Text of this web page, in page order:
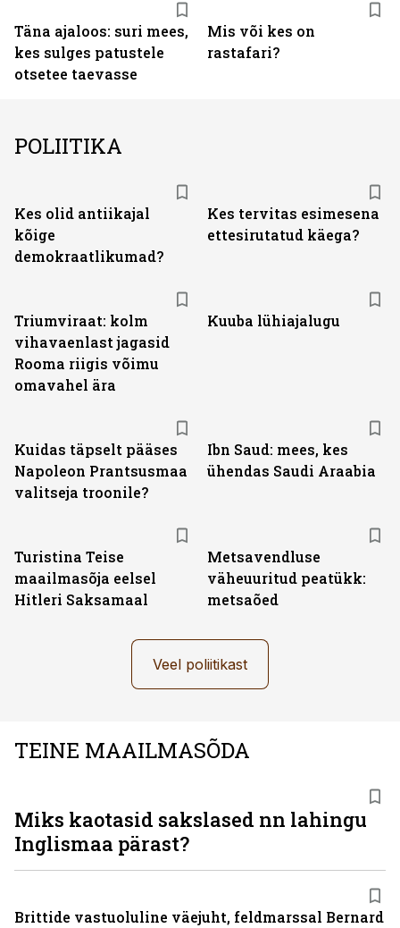
Täna ajaloos: suri mees,
kes sulges patustele
otsetee taevasse
Mis või kes on
rastafari?
POLIITIKA
Kes olid antiikajal
kõige
demokraatlikumad?
Kes tervitas esimesena
ettesirutatud käega?
Triumviraat: kolm
vihavaenlast jagasid
Rooma riigis võimu
omavahel ära
Kuuba lühiajalugu
Kuidas täpselt pääses
Napoleon Prantsusmaa
valitseja troonile?
Ibn Saud: mees, kes
ühendas Saudi Araabia
Turistina Teise
maailmasõja eelsel
Hitleri Saksamaal
Metsavendluse
väheuuritud peatükk:
metsaõed
Veel poliitikast
TEINE MAAILMASÕDA
Miks kaotasid sakslased nn lahingu
Inglismaa pärast?
Brittide vastuoluline väejuht, feldmarssal Bernard